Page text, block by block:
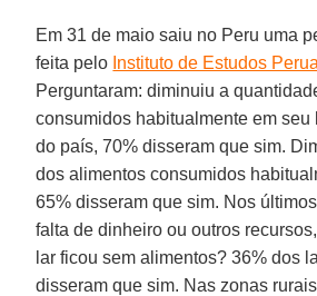
Em 31 de maio saiu no Peru uma
feita pelo Instituto de Estudos
Perguntaram: diminuiu a
consumidos habitualmente em seu
do país, 70% disseram que sim.
dos alimentos consumidos
65% disseram que sim. Nos
falta de dinheiro ou outros
lar ficou sem alimentos? 36% dos
disseram que sim. Nas zonas